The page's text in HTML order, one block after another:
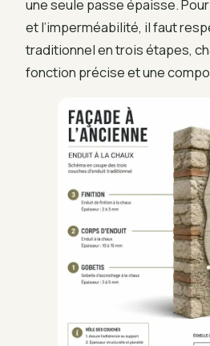
une seule passe épaisse.
et l’imperméabilité, il faut
traditionnel en trois étapes,
fonction précise et une